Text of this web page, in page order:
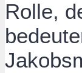
Rolle,